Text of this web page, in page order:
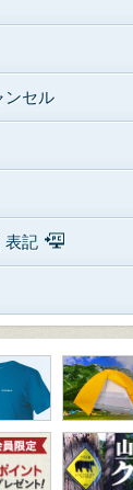
ンセル
表記